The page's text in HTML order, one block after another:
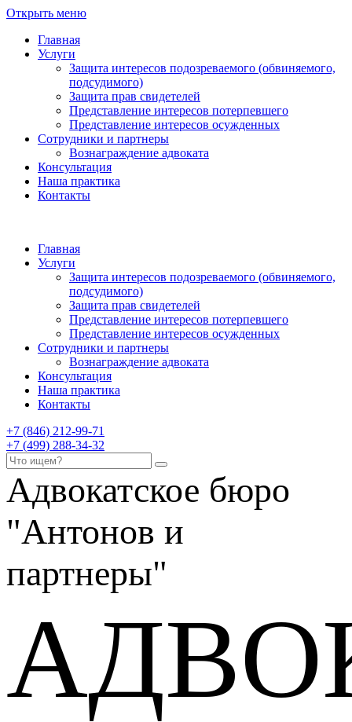
Открыть меню
Главная
Услуги
Защита интересов подозреваемого (обвиняемого,
подсудимого)
Защита прав свидетелей
Представление интересов потерпевшего
Представление интересов осужденных
Сотрудники и партнеры
Вознаграждение адвоката
Консультация
Наша практика
Контакты
Главная
Услуги
Защита интересов подозреваемого (обвиняемого,
подсудимого)
Защита прав свидетелей
Представление интересов потерпевшего
Представление интересов осужденных
Сотрудники и партнеры
Вознаграждение адвоката
Консультация
Наша практика
Контакты
+7 (846) 212-99-71
+7 (499) 288-34-32
Адвокатское бюро
"Антонов и
партнеры"